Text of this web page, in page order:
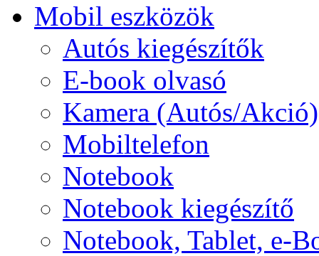
Mobil eszközök
Autós kiegészítők
E-book olvasó
Kamera (Autós/Akció)
Mobiltelefon
Notebook
Notebook kiegészítő
Notebook, Tablet, e-